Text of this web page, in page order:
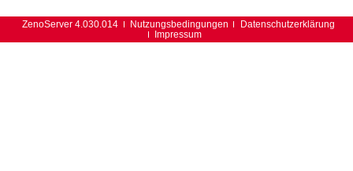
ZenoServer 4.030.014 Nutzungsbedingungen
Datenschutzerklärung
Impressum